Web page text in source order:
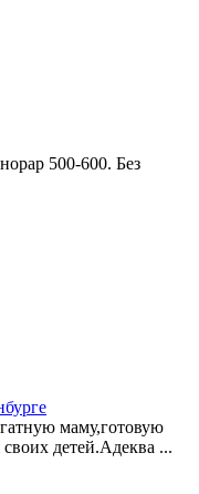
500-600. Без
маму,готовую
детей.Адеква ...